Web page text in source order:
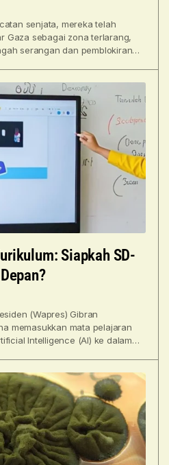
senjata, mereka telah
Gaza sebagai zona terlarang,
serangan dan pemblokiran
Siapkah SD-
(Wapres) Gibran
memasukkan mata pelajaran
Intelligence (AI) ke dalam